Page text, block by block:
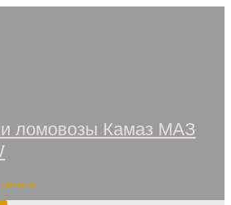
ломовозы Камаз МАЗ
дилера